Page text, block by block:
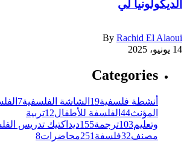
الديكولونيا لي
By Rachid El Alaoui
14 يونيو، 2025
Categories
أنشطة فلسفية19 الشاشة الفلسفية7
المؤنث44 الفلسفة للأطفال12تربية
وتعليم103ترجمة155ديداكتيك تدريس
مصنف32فلسفة 251محاضرات8